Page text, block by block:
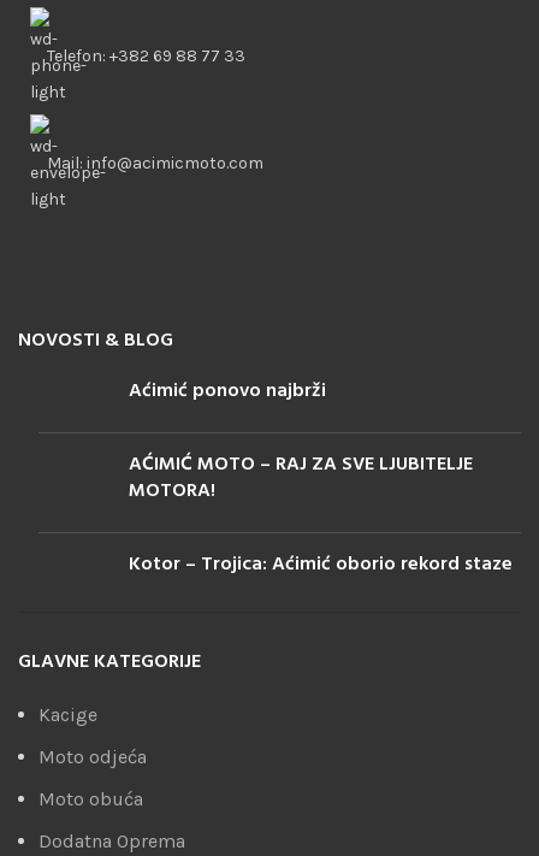
Telefon: +382 69 88 77 33
Mail: info@acimicmoto.com
NOVOSTI & BLOG
Aćimić ponovo najbrži
AĆIMIĆ MOTO – RAJ ZA SVE LJUBITELJE
MOTORA!
Kotor – Trojica: Aćimić oborio rekord staze
GLAVNE KATEGORIJE
Kacige
Moto odjeća
Moto obuća
Dodatna Oprema